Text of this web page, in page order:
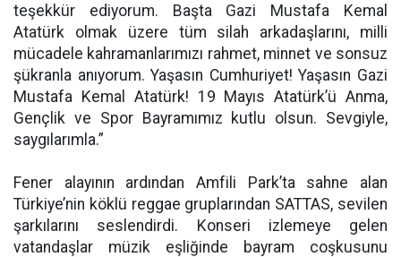
teşekkür ediyorum. Başta Gazi Mustafa Kemal
Atatürk olmak üzere tüm silah arkadaşlarını, milli
mücadele kahramanlarımızı rahmet, minnet ve sonsuz
şükranla anıyorum. Yaşasın Cumhuriyet! Yaşasın Gazi
Mustafa Kemal Atatürk! 19 Mayıs Atatürk’ü Anma,
Gençlik ve Spor Bayramımız kutlu olsun. Sevgiyle,
saygılarımla.”
Fener alayının ardından Amfili Park’ta sahne alan
Türkiye’nin köklü reggae gruplarından SATTAS, sevilen
şarkılarını seslendirdi. Konseri izlemeye gelen
vatandaşlar müzik eşliğinde bayram coşkusunu